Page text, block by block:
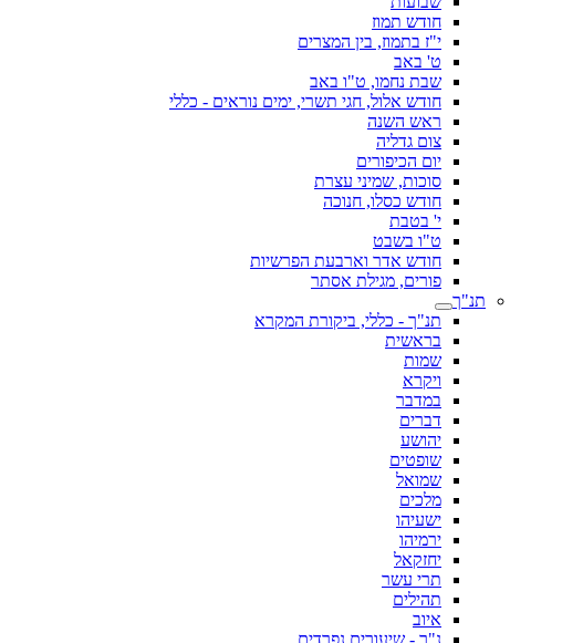
חודש תמוז
י"ז בתמוז, בין המצרים
ט' באב
שבת נחמו, ט"ו באב
חודש אלול, חגי תשרי, ימים נוראים - כללי
ראש השנה
צום גדליה
יום הכיפורים
סוכות, שמיני עצרת
חודש כסלו, חנוכה
י' בטבת
ט"ו בשבט
חודש אדר וארבעת הפרשיות
פורים, מגילת אסתר
תנ"ך
תנ"ך - כללי, ביקורת המקרא
בראשית
שמות
ויקרא
במדבר
דברים
יהושע
שופטים
שמואל
מלכים
ישעיהו
ירמיהו
יחזקאל
תרי עשר
תהילים
איוב
נ"ך - שיעורים נפרדים